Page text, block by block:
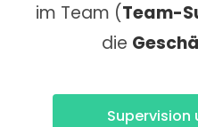
im Team (Team-
die
Supervision